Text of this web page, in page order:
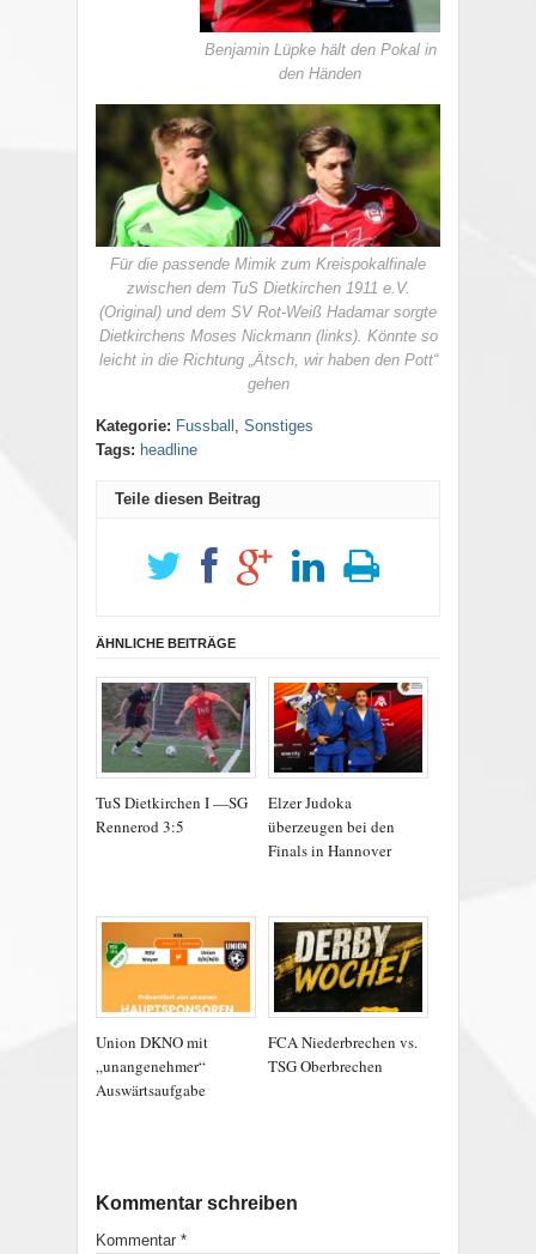
Benjamin Lüpke hält den Pokal in
den Händen
Für die passende Mimik zum Kreispokalfinale
zwischen dem TuS Dietkirchen 1911 e.V.
(Original) und dem SV Rot-Weiß Hadamar sorgte
Dietkirchens Moses Nickmann (links). Könnte so
leicht in die Richtung „Ätsch, wir haben den Pott“
gehen
Kategorie: Fussball , Sonstiges
Tags: headline
Teile diesen Beitrag
ÄHNLICHE BEITRÄGE
TuS Dietkirchen I —SG
Rennerod 3:5
Elzer Judoka
überzeugen bei den
Finals in Hannover
Union DKNO mit
„unangenehmer“
Auswärtsaufgabe
FCA Niederbrechen vs.
TSG Oberbrechen
Kommentar schreiben
Kommentar *